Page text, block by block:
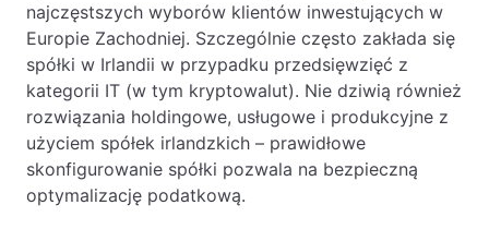
najczęstszych wyborów klientów inwestujących w
Europie Zachodniej. Szczególnie często zakłada się
spółki w Irlandii w przypadku przedsięwzięć z
kategorii IT (w tym kryptowalut). Nie dziwią również
rozwiązania holdingowe, usługowe i produkcyjne z
użyciem spółek irlandzkich – prawidłowe
skonfigurowanie spółki pozwala na bezpieczną
optymalizację podatkową.